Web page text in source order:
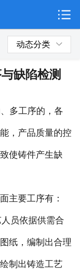
行业动态
动态分类
缺陷检测
多工序的，各
，产品质量的控
使铸件产生缺
要工序有：
员依据供需合
纸，编制出合理
制出铸造工艺